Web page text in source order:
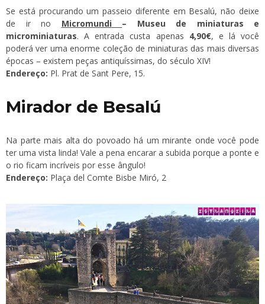
Se está procurando um passeio diferente em Besalú, não deixe
de ir no Micromundi
– Museu de miniaturas e
microminiaturas. A entrada custa apenas 4,90€, e lá você
poderá ver uma enorme coleção de miniaturas das mais diversas
épocas – existem peças antiquíssimas, do século XIV!
Endereço: Pl. Prat de Sant Pere, 15.
Mirador de Besalú
Na parte mais alta do povoado há um mirante onde você pode
ter uma vista linda! Vale a pena encarar a subida porque a ponte e
o rio ficam incríveis por esse ângulo!
Endereço: Plaça del Comte Bisbe Miró, 2